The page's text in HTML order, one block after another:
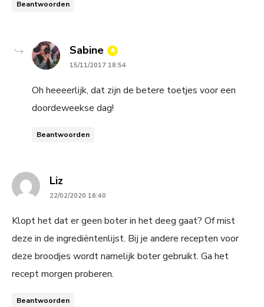
Beantwoorden
Sabine says:
15/11/2017 18:54
Oh heeeerlijk, dat zijn de betere toetjes voor een
doordeweekse dag!
Beantwoorden
Liz
22/02/2020 16:40
Klopt het dat er geen boter in het deeg gaat? Of mist
deze in de ingrediëntenlijst. Bij je andere recepten voor
deze broodjes wordt namelijk boter gebruikt. Ga het
recept morgen proberen.
Beantwoorden